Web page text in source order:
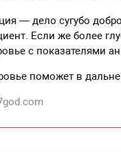
— дело сугубо
Если же более
с показателями
поможет в